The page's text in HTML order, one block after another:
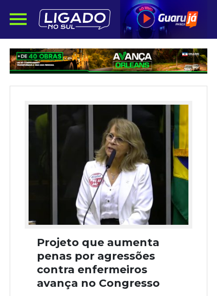
Projeto que aumenta
penas por agressões
contra enfermeiros
avança no Congresso